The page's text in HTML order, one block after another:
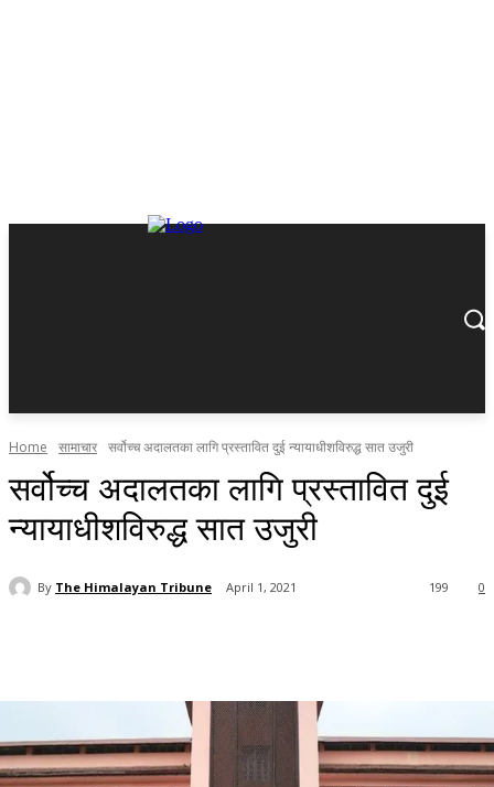
Home सामाचार सर्वोच्च अदालतका लागि प्रस्तावित दुई न्यायाधीशविरुद्ध सात उजुरी
सर्वोच्च अदालतका लागि प्रस्तावित दुई
न्यायाधीशविरुद्ध सात उजुरी
By The Himalayan Tribune April 1, 2021 0
199